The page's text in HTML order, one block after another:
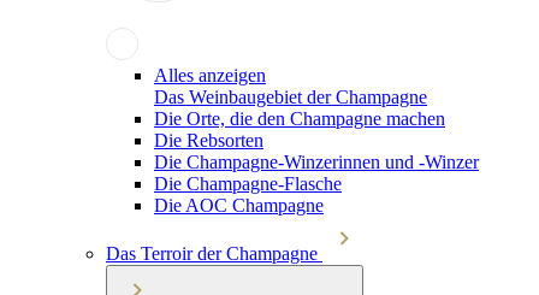
Alles anzeigen
Das Weinbaugebiet der Champagne
Die Orte, die den Champagne machen
Die Rebsorten
Die Champagne-Winzerinnen und -Winzer
Die Champagne-Flasche
Die AOC Champagne
Das Terroir der Champagne